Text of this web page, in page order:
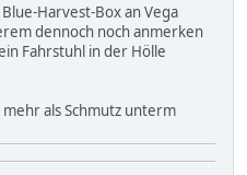
Harvest-Box an Vega
dennoch noch anmerken
Fahrstuhl in der Hölle
als Schmutz unterm